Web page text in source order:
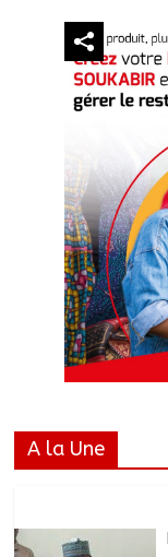
A la Une